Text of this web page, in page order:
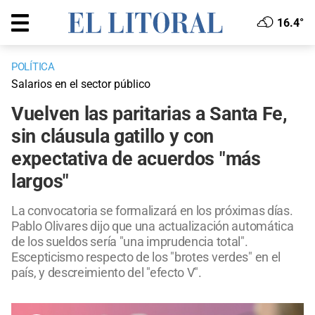
16.4°
POLÍTICA
Salarios en el sector público
Vuelven las paritarias a Santa Fe,
sin cláusula gatillo y con
expectativa de acuerdos "más
largos"
La convocatoria se formalizará en los próximas días.
Pablo Olivares dijo que una actualización automática
de los sueldos sería "una imprudencia total".
Escepticismo respecto de los "brotes verdes" en el
país, y descreimiento del "efecto V".